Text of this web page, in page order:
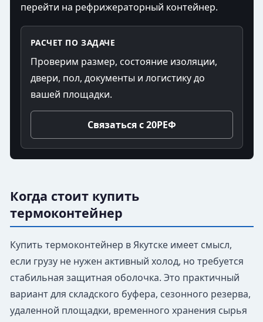
перейти на рефрижераторный контейнер.
РАСЧЕТ ПО ЗАДАЧЕ
Проверим размер, состояние изоляции,
двери, пол, документы и логистику до
вашей площадки.
Связаться с 20РЕФ
Когда стоит купить
термоконтейнер
Купить термоконтейнер в Якутске имеет смысл,
если грузу не нужен активный холод, но требуется
стабильная защитная оболочка. Это практичный
вариант для складского буфера, сезонного резерва,
удаленной площадки, временного хранения сырья